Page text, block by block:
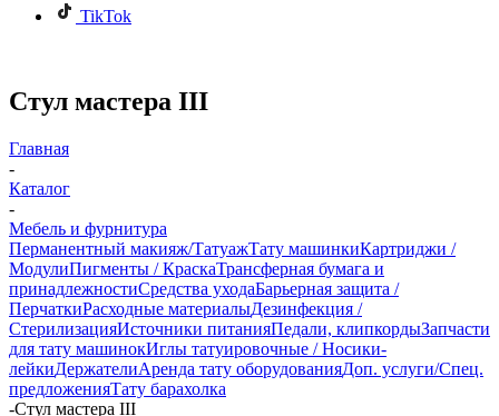
TikTok
Стул мастера III
Главная
-
Каталог
-
Мебель и фурнитура
Перманентный макияж/ТатуажТату машинкиКартриджи /
МодулиПигменты / КраскаТрансферная бумага и
принадлежностиСредства уходаБарьерная защита /
ПерчаткиРасходные материалыДезинфекция /
СтерилизацияИсточники питанияПедали, клипкордыЗапчасти
для тату машинокИглы татуировочные / Носики-
лейкиДержателиАренда тату оборудованияДоп. услуги/Спец.
предложенияТату барахолка
-Стул мастера III